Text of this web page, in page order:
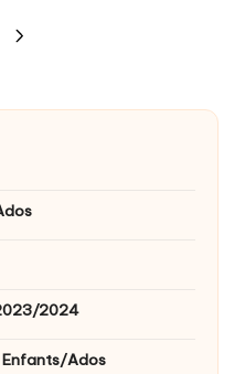
2024
Enfants/Ados